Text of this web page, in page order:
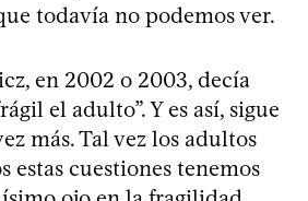
todavía no podemos ver.
en 2002 o 2003, decía
el adulto”. Y es así, sigue
más. Tal vez los adultos
estas cuestiones tenemos